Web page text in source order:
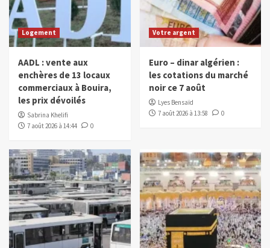
Logement
AADL : vente aux
enchères de 13 locaux
commerciaux à Bouira,
les prix dévoilés
Sabrina Khelifi
7 août 2026 à 14:44
0
Votre argent
Euro – dinar algérien :
les cotations du marché
noir ce 7 août
Lyes Bensaïd
7 août 2026 à 13:58
0